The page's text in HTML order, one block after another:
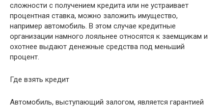
сложности с получением кредита или не устраивает
процентная ставка, можно заложить имущество,
например автомобиль. В этом случае кредитные
организации намного лояльнее относятся к заемщикам и
охотнее выдают денежные средства под меньший
процент.
Где взять кредит
Автомобиль, выступающий залогом, является гарантией